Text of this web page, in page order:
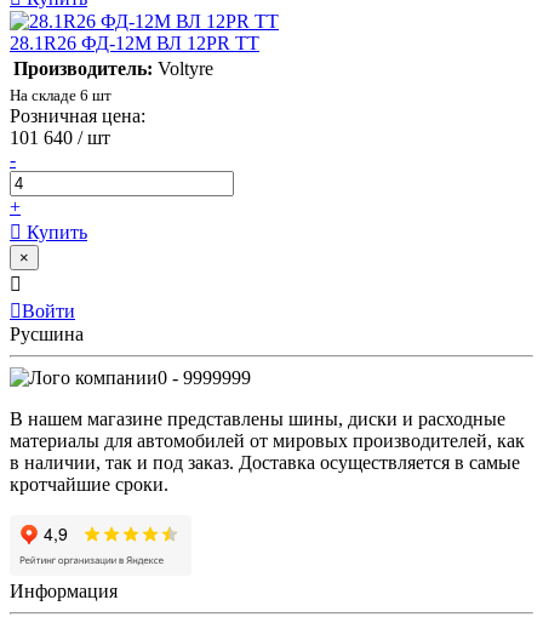
28.1R26 ФД-12М ВЛ 12PR TT
Производитель: Voltyre
На складе 6 шт
Розничная цена:
101 640 / шт
-
+
Купить
×
Войти
Русшина
0 - 9999999
В нашем магазине представлены шины, диски и расходные
материалы для автомобилей от мировых производителей, как
в наличии, так и под заказ. Доставка осуществляется в самые
кротчайшие сроки.
Информация